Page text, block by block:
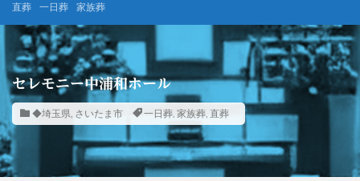
直葬 一日葬 家族葬
セレモニー中浦和ホール
◆埼玉県, さいたま市 一日葬, 家族葬, 直葬